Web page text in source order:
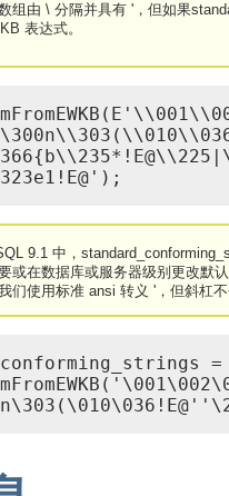
组由 \ 分隔并具有 '，但如果
表达式。
9.1 中，
或在数据库或服务器级别更改默
们使用标准 ansi 转义 '，但斜杠